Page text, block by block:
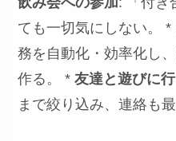
ても一切気にしない。 *
務を自動化・効率化し
作る。 *友達と遊びに
まで絞り込み、連絡も